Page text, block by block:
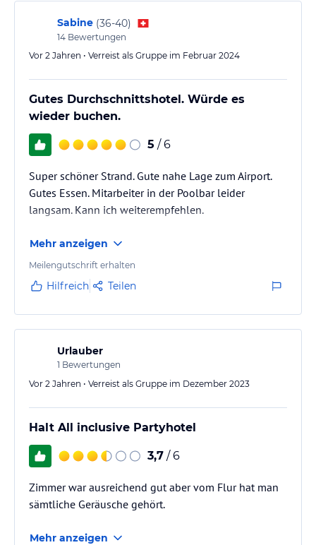
Sabine (36-40)
14 Bewertungen
Vor 2 Jahren • Verreist als Gruppe im Februar 2024
Gutes Durchschnittshotel. Würde es
wieder buchen.
5 / 6
Super schöner Strand. Gute nahe Lage zum Airport.
Gutes Essen. Mitarbeiter in der Poolbar leider
langsam. Kann ich weiterempfehlen.
Mehr anzeigen
Meilengutschrift erhalten
Hilfreich Teilen
Urlauber
1 Bewertungen
Vor 2 Jahren • Verreist als Gruppe im Dezember 2023
Halt All inclusive Partyhotel
3,7 / 6
Zimmer war ausreichend gut aber vom Flur hat man
sämtliche Geräusche gehört.
Mehr anzeigen